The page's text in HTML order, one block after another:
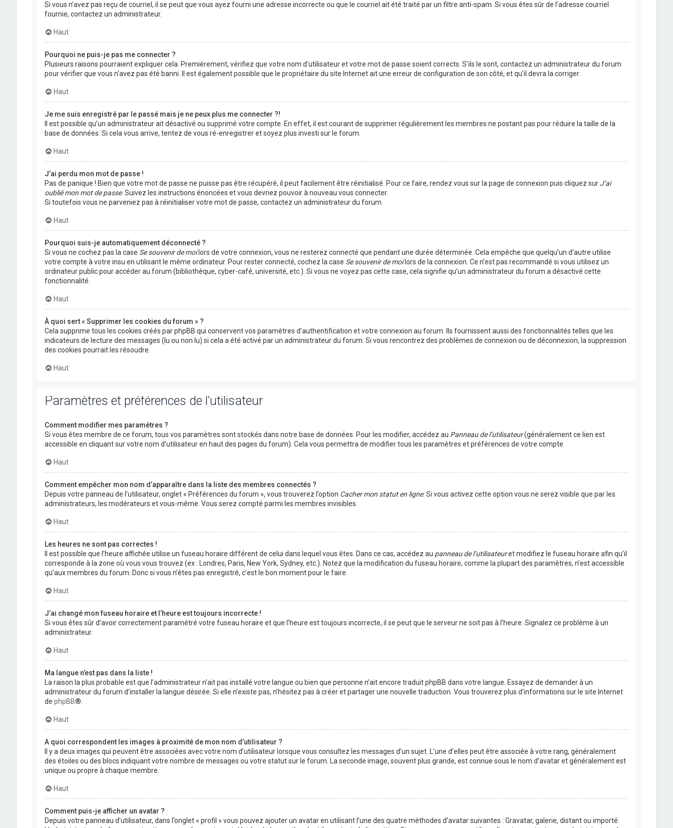
Si vous n’avez pas reçu de courriel, il se peut que vous ayez fourni une adresse incorrecte ou que le courriel ait été traité par un filtre anti-spam. Si vous êtes sûr de l’adresse courriel
fournie, contactez un administrateur.
Haut
Pourquoi ne puis-je pas me connecter ?
Plusieurs raisons pourraient expliquer cela. Premièrement, vérifiez que votre nom d’utilisateur et votre mot de passe soient corrects. S’ils le sont, contactez un administrateur du forum
pour vérifier que vous n’avez pas été banni. Il est également possible que le propriétaire du site Internet ait une erreur de configuration de son côté, et qu’il devra la corriger.
Haut
Je me suis enregistré par le passé mais je ne peux plus me connecter ?!
Il est possible qu’un administrateur ait désactivé ou supprimé votre compte. En effet, il est courant de supprimer régulièrement les membres ne postant pas pour réduire la taille de la
base de données. Si cela vous arrive, tentez de vous ré-enregistrer et soyez plus investi sur le forum.
Haut
J’ai perdu mon mot de passe !
Pas de panique ! Bien que votre mot de passe ne puisse pas être récupéré, il peut facilement être réinitialisé. Pour ce faire, rendez vous sur la page de connexion puis cliquez sur J’ai
oublié mon mot de passe. Suivez les instructions énoncées et vous devriez pouvoir à nouveau vous connecter.
Si toutefois vous ne parveniez pas à réinitialiser votre mot de passe, contactez un administrateur du forum.
Haut
Pourquoi suis-je automatiquement déconnecté ?
Si vous ne cochez pas la case Se souvenir de moilors de votre connexion, vous ne resterez connecté que pendant une durée déterminée. Cela empêche que quelqu’un d’autre utilise
votre compte à votre insu en utilisant le même ordinateur. Pour rester connecté, cochez la case Se souvenir de moilors de la connexion. Ce n’est pas recommandé si vous utilisez un
ordinateur public pour accéder au forum (bibliothèque, cyber-café, université, etc.). Si vous ne voyez pas cette case, cela signifie qu’un administrateur du forum a désactivé cette
fonctionnalité.
Haut
À quoi sert « Supprimer les cookies du forum » ?
Cela supprime tous les cookies créés par phpBB qui conservent vos paramètres d’authentification et votre connexion au forum. Ils fournissent aussi des fonctionnalités telles que les
indicateurs de lecture des messages (lu ou non lu) si cela a été activé par un administrateur du forum. Si vous rencontrez des problèmes de connexion ou de déconnexion, la suppression
des cookies pourrait les résoudre.
Haut
Paramètres et préférences de l’utilisateur
Comment modifier mes paramètres ?
Si vous êtes membre de ce forum, tous vos paramètres sont stockés dans notre base de données. Pour les modifier, accédez au Panneau de l’utilisateur(généralement ce lien est
accessible en cliquant sur votre nom d’utilisateur en haut des pages du forum). Cela vous permettra de modifier tous les paramètres et préférences de votre compte.
Haut
Comment empêcher mon nom d’apparaître dans la liste des membres connectés ?
Depuis votre panneau de l’utilisateur, onglet « Préférences du forum », vous trouverez l’option Cacher mon statut en ligne. Si vous activez cette option vous ne serez visible que par les
administrateurs, les modérateurs et vous-même. Vous serez compté parmi les membres invisibles.
Haut
Les heures ne sont pas correctes !
Il est possible que l’heure affichée utilise un fuseau horaire différent de celui dans lequel vous êtes. Dans ce cas, accédez au panneau de l’utilisateuret modifiez le fuseau horaire afin qu’il
corresponde à la zone où vous vous trouvez (ex : Londres, Paris, New York, Sydney, etc.). Notez que la modification du fuseau horaire, comme la plupart des paramètres, n’est accessible
qu’aux membres du forum. Donc si vous n’êtes pas enregistré, c’est le bon moment pour le faire.
Haut
J’ai changé mon fuseau horaire et l’heure est toujours incorrecte !
Si vous êtes sûr d’avoir correctement paramétré votre fuseau horaire et que l’heure est toujours incorrecte, il se peut que le serveur ne soit pas à l’heure. Signalez ce problème à un
administrateur.
Haut
Ma langue n’est pas dans la liste !
La raison la plus probable est que l’administrateur n’ait pas installé votre langue ou bien que personne n’ait encore traduit phpBB dans votre langue. Essayez de demander à un
administrateur du forum d’installer la langue désirée. Si elle n’existe pas, n’hésitez pas à créer et partager une nouvelle traduction. Vous trouverez plus d’informations sur le site Internet
de phpBB®.
Haut
A quoi correspondent les images à proximité de mon nom d’utilisateur ?
Il y a deux images qui peuvent être associées avec votre nom d’utilisateur lorsque vous consultez les messages d’un sujet. L’une d’elles peut être associée à votre rang, généralement
des étoiles ou des blocs indiquant votre nombre de messages ou votre statut sur le forum. La seconde image, souvent plus grande, est connue sous le nom d’avatar et généralement est
unique ou propre à chaque membre.
Haut
Comment puis-je afficher un avatar ?
Depuis votre panneau d’utilisateur, dans l’onglet « profil » vous pouvez ajouter un avatar en utilisant l’une des quatre méthodes d’avatar suivantes : Gravatar, galerie, distant ou importé.